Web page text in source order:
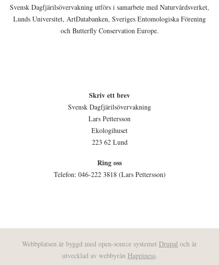
Svensk Dagfjärilsövervakning utförs i samarbete med Naturvårdsverket,
Lunds Universitet, ArtDatabanken, Sveriges Entomologiska Förening
och Butterfly Conservation Europe.
Skriv ett brev
Svensk Dagfjärilsövervakning
Lars Pettersson
Ekologihuset
223 62 Lund
Ring oss
Telefon: 046-222 3818 (Lars Pettersson)
Webbplatsen är byggd med open-source systemet Drupal och är
utvecklad av webbyrån Happiness.